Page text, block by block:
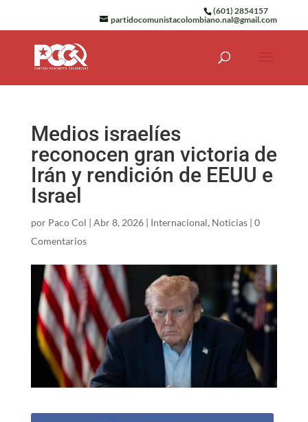
(601) 2854157
partidocomunistacolombiano.nal@gmail.com
Medios israelíes
reconocen gran victoria de
Irán y rendición de EEUU e
Israel
por Paco Col | Abr 8, 2026| Internacional, Noticias| 0
Comentarios